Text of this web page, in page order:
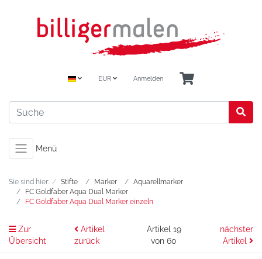
EUR Anmelden
Menü
Sie sind hier: Stifte Marker
Aquarellmarker
FC Goldfaber Aqua Dual Marker
FC Goldfaber Aqua Dual Marker einzeln
Zur
Übersicht
Artikel
zurück
Artikel 19
von 60
nächster
Artikel